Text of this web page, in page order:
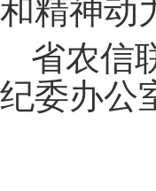
和精神动
省农信
纪委办公